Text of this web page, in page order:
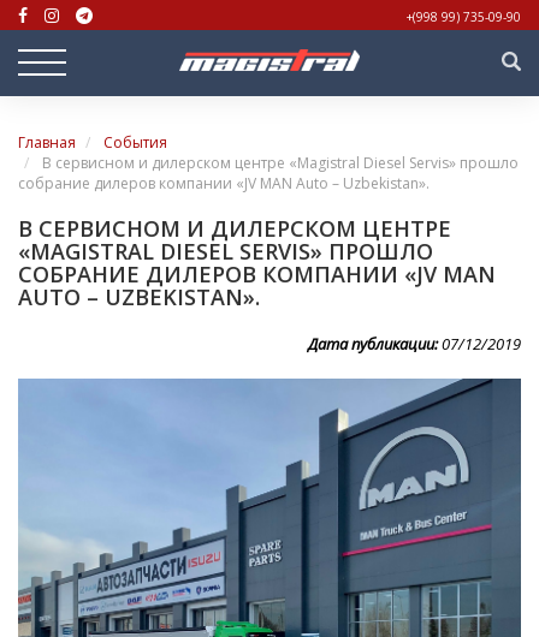
+(998 99) 735-09-90
Главная
События
В сервисном и дилерском центре «Magistral Diesel Servis» прошло
собрание дилеров компании «JV MAN Auto – Uzbekistan».
В СЕРВИСНОМ И ДИЛЕРСКОМ ЦЕНТРЕ
«MAGISTRAL DIESEL SERVIS» ПРОШЛО
СОБРАНИЕ ДИЛЕРОВ КОМПАНИИ «JV MAN
AUTO – UZBEKISTAN».
Дата публикации:07/12/2019